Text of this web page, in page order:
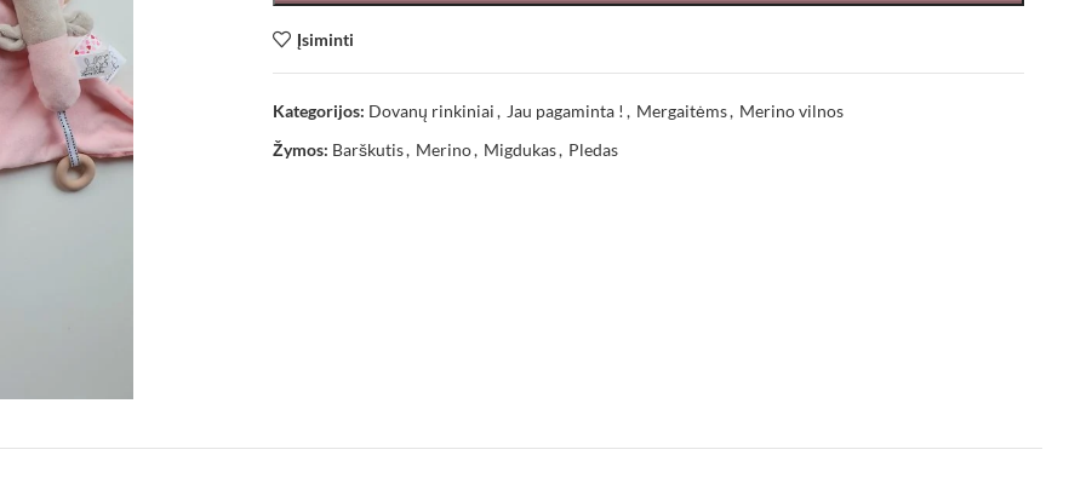
Įsiminti
Kategorijos: Dovanų rinkiniai, Jau pagaminta ! , Mergaitėms, Merino vilnos
Žymos: Barškutis, Merino, Migdukas, Pledas